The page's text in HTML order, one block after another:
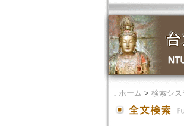
． ホーム > 検索シス